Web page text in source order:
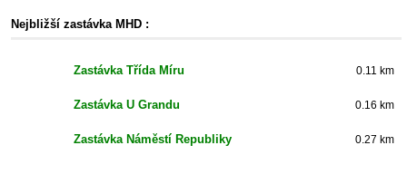
Nejbližší zastávka MHD :
Zastávka Třída Míru 0.11 km
Zastávka U Grandu 0.16 km
Zastávka Náměstí Republiky 0.27 km